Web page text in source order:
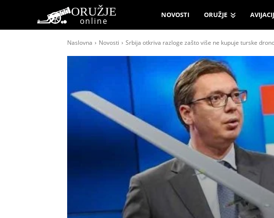
ORUŽJE
online
NOVOSTI ORUŽJE
Naslovna Novosti Srbija otkriva razloge zašto više ne kupuje turske